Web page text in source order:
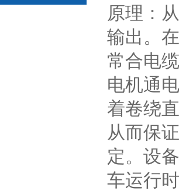
原理：
输出。
常合电
电机通
着卷绕
从而保
定。设
车运行